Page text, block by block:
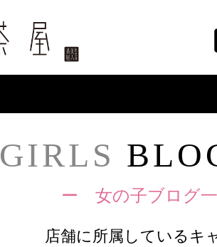
GIRLS
ー 女の子ブログ
店舗に所属しているキ